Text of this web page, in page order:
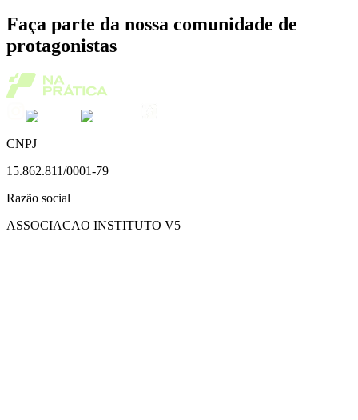
Faça parte da nossa comunidade de
protagonistas
CNPJ
15.862.811/0001-79
Razão social
ASSOCIACAO INSTITUTO V5